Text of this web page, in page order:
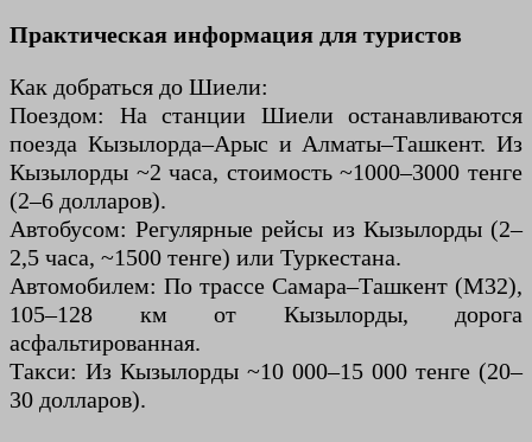
Практическая информация для туристов
Как добраться до Шиели:
Поездом: На станции Шиели останавливаются
поезда Кызылорда–Арыс и Алматы–Ташкент. Из
Кызылорды ~2 часа, стоимость ~1000–3000 тенге
(2–6 долларов).
Автобусом: Регулярные рейсы из Кызылорды (2–
2,5 часа, ~1500 тенге) или Туркестана.
Автомобилем: По трассе Самара–Ташкент (М32),
105–128 км от Кызылорды, дорога
асфальтированная.
Такси: Из Кызылорды ~10 000–15 000 тенге (20–
30 долларов).